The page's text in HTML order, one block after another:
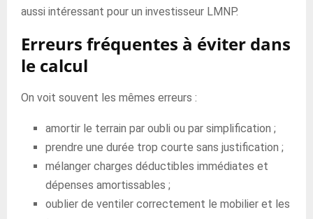
aussi intéressant pour un investisseur LMNP.
Erreurs fréquentes à éviter dans
le calcul
On voit souvent les mêmes erreurs :
amortir le terrain par oubli ou par simplification ;
prendre une durée trop courte sans justification ;
mélanger charges déductibles immédiates et
dépenses amortissables ;
oublier de ventiler correctement le mobilier et les